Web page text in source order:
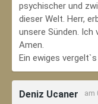
psychischer und
dieser Welt. Herr,
unsere Sünden.
Amen.
Ein ewiges
Deniz Ucaner am